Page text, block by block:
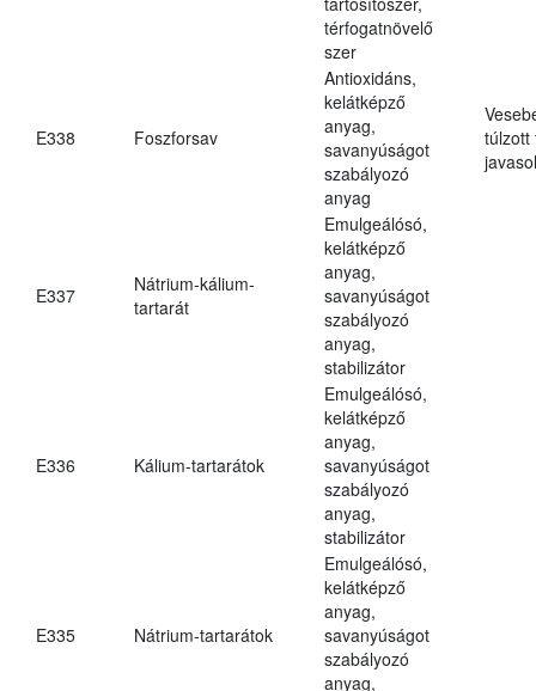
térfogatnövelő
szer
E338 Foszforsav
Antioxidáns,
kelátképző
anyag,
savanyúságot
szabályozó
anyag
túlzott
E337
Nátrium-kálium-
tartarát
Emulgeálósó,
kelátképző
anyag,
savanyúságot
szabályozó
anyag,
stabilizátor
E336 Kálium-tartarátok
Emulgeálósó,
kelátképző
anyag,
savanyúságot
szabályozó
anyag,
stabilizátor
E335 Nátrium-tartarátok
Emulgeálósó,
kelátképző
anyag,
savanyúságot
szabályozó
anyag,